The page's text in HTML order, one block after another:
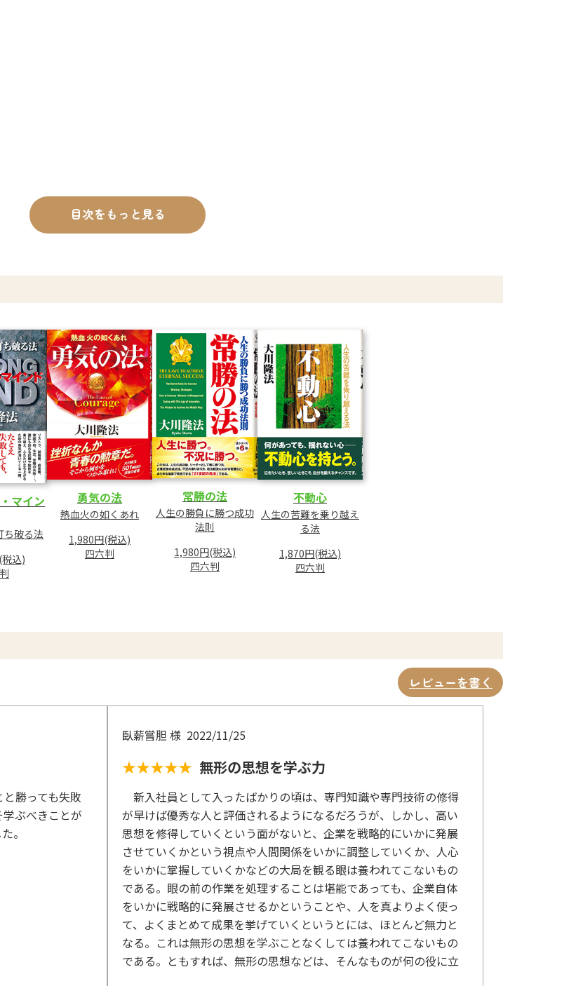
目次をもっと見る
マイン
ち破る法
込)
勇気の法
熱血火の如くあれ
1,980円(税込)
四六判
常勝の法
人生の勝負に勝つ成功
法則
1,980円(税込)
四六判
不動心
人生の苦難を乗り越え
る法
1,870円(税込)
四六判
レビューを書く
勝っても失敗
ぶべきことが
。
臥薪嘗胆 様 2022/11/25
★★★★★ 無形の思想を学ぶ力
新入社員として入ったばかりの頃は、専門知識や専門技術の修得
が早けば優秀な人と評価されるようになるだろうが、しかし、高い
思想を修得していくという面がないと、企業を戦略的にいかに発展
させていくかという視点や人間関係をいかに調整していくか、人心
をいかに掌握していくかなどの大局を観る眼は養われてこないもの
である。眼の前の作業を処理することは堪能であっても、企業自体
をいかに戦略的に発展させるかということや、人を真よりよく使っ
て、よくまとめて成果を挙げていくというとには、ほとんど無力と
なる。これは無形の思想を学ぶことなくしては養われてこないもの
である。ともすれば、無形の思想などは、そんなものが何の役に立